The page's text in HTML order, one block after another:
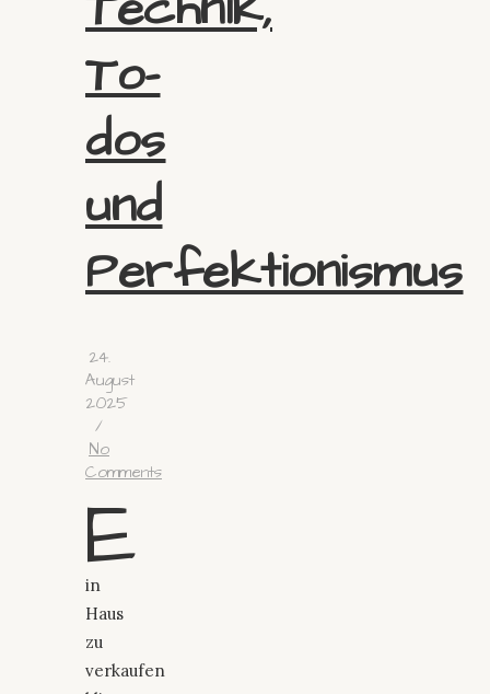
To-
dos
und
Perfektionismus
24.
August
2025
/
No
Comments
E
in
Haus
zu
verkaufen